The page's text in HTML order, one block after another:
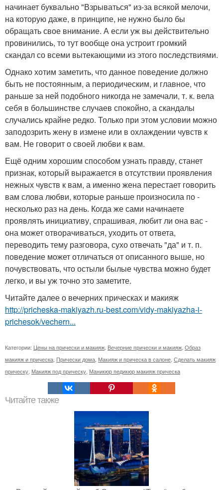
начинает буквально "Взрываться" из-за всякой мелочи,
на которую даже, в принципе, не нужно было бы
обращать свое внимание. А если уж вы действительно
провинились, то тут вообще она устроит громкий
скандал со всеми вытекающими из этого последствиями.
Однако хотим заметить, что данное поведение должно
быть не постоянным, а периодическим, и главное, что
раньше за ней подобного никогда не замечали, т. к. вела
себя в большинстве случаев спокойно, а скандалы
случались крайне редко. Только при этом условии можно
заподозрить жену в измене или в охлаждении чувств к
вам. Не говорит о своей любви к вам.
Ещё одним хорошим способом узнать правду, станет
признак, который выражается в отсутствии проявления
нежных чувств к вам, а именно жена перестает говорить
вам слова любви, которые раньше произносила по -
несколько раз на день. Когда же сами начинаете
проявлять инициативу, спрашивая, любит ли она вас -
она может отворачиваться, уходить от ответа,
переводить тему разговора, сухо отвечать "да" и т. п.
поведение может отличаться от описанного выше, но
почувствовать, что остыли былые чувства можно будет
легко, и вы уж точно это заметите.
Читайте далее о вечерних прическах и макияж
http://pricheska-makiyazh.ru-best.com/vidy-makiyazha-i-
prichesok/vechern...
Категории: Цены на прически и макияж Вечерние прически и макияж Образ
макияж и прическа Прически дома Макияж и прическа в салоне Сделать макияж
прическу Макияж под прическу Маникюр педикюр макияж прическа
Читайте также